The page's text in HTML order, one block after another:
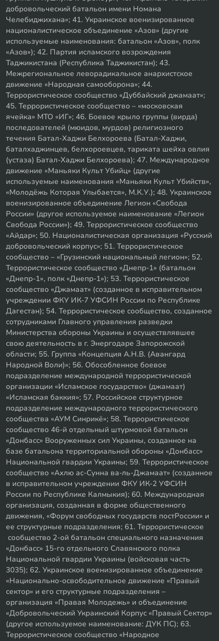
добровольческий батальон имени Номана
Челебиджихана»; 41. Украинское военизированное
националистическое объединение «Азов» (другие
используемые наименования: батальон «Азов», полк
«Азов»); 42. Партия исламского возрождения
Таджикистана (Республика Таджикистан); 43.
Межрегиональное леворадикальное анархистское
движение «Народная самооборона»; 44.
Террористическое сообщество «Дуббайский джамаат»;
45. Террористическое сообщество – «московская
ячейка» МТО «ИГ»; 46. Боевое крыло группы (вирда)
последователей (мюидов, мурдов) религиозного
течения Батал-Хаджи Белхороева (Батал-Хаджи,
баталхаджинцев, белхороевцев, тариката шейха овлия
(устаза) Батал-Хаджи Белхороева); 47. Международное
движение «Маньяки Культ Убийц» (другие
используемые наименования «Маньяки Культ Убийств»,
«Молодёжь Которая Улыбается», М.К.У.); 48. Украинское
военизированное объединение Легион «Свобода
России» (другое используемое наименование «Легион
Свобода России»); 49. Террористическое сообщество
«Айдар»; 50. Националистическая организация «Русский
добровольческий корпус»; 51. Террористическое
сообщество – «Грузинский национальный легион»; 52.
Террористическое сообщество «Днепр-1» (батальон
«Днепр-1», полк «Днепр-1»); 53. Террористическое
сообщество «Джамаат» (созданное в исправительном
учреждении ФКУ ИК-7 УФСИН России по Республике
Дагестан); 54. Террористическое сообщество, созданное
сотрудниками Главного управления разведки
Министерства обороны Украины и осуществлявшее
свою деятельность в г. Энергодаре Запорожской
области; 55. Группа «Концепция А.Н.В. (Авангард
Народной Воли)»; 56. Обособленное боевое
подразделение международной террористической
организации «Исламское государство» (джамаат)
«Исламская баккия»; 57. Российское структурное
подразделение международного террористического
сообщества «АУМ Синрикё»; 58. Террористическое
сообщество 46-й отдельный штурмовой батальон
«Донбасс» Вооруженных сил Украины, созданное на
базе батальона территориальной обороны «Донбасс»
Национальной гвардии Украины; 59. Террористическое
сообщество «Ахлю ас-Сунна ва-ль-Джамаат» (созданное
в исправительном учреждении ФКУ ИК-2 УФСИН
России по Республике Калмыкия); 60. Международная
организация, созданная в форме общественного
движения, «Форум свободных государств постРоссии» и
ее структурные подразделения; 61. Террористическое
сообщество 2-ой батальон специального назначения
«Донбасс» 15-го отдельного Славянского полка
Национальной гвардии Украины (войсковая часть
3035); 62. Украинское военизированное объединение
«Национально-освободительное движение «Правый
сектор» и его структурные подразделения –
организация «Правая Молодежь» и объединение
«Добровольческий Украинский Корпус «Правый Сектор»
(другое используемое наименование: ДУК ПС); 63.
Террористическое сообщество «Народное